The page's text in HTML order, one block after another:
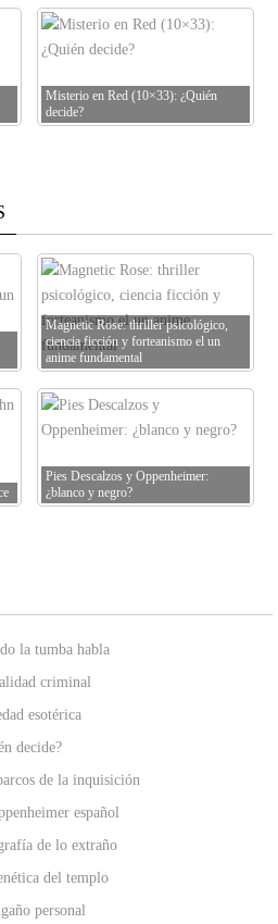
Misterio en Red (10×33): ¿Quién
decide?
Magnetic Rose: thriller psicológico,
ciencia ficción y forteanismo el un
anime fundamental
Pies Descalzos y Oppenheimer:
¿blanco y negro?
la tumba habla
criminal
esotérica
decide?
de la inquisición
español
de lo extraño
del templo
personal